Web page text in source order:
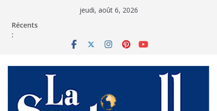
jeudi, août 6, 2026
Récents
: